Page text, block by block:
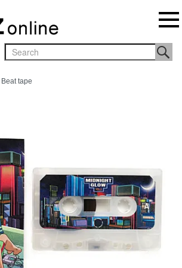
Beat tape